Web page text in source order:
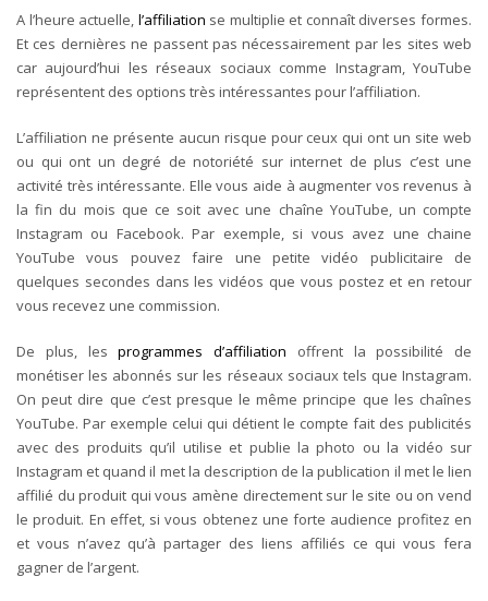
A l’heure actuelle, l’affiliation se multiplie et connaît diverses formes.
Et ces dernières ne passent pas nécessairement par les sites web
car aujourd’hui les réseaux sociaux comme Instagram, YouTube
représentent des options très intéressantes pour l’affiliation.
L’affiliation ne présente aucun risque pour ceux qui ont un site web
ou qui ont un degré de notoriété sur internet de plus c’est une
activité très intéressante. Elle vous aide à augmenter vos revenus à
la fin du mois que ce soit avec une chaîne YouTube, un compte
Instagram ou Facebook. Par exemple, si vous avez une chaine
YouTube vous pouvez faire une petite vidéo publicitaire de
quelques secondes dans les vidéos que vous postez et en retour
vous recevez une commission.
De plus, lesprogrammes d’affiliation offrent la possibilité de
monétiser les abonnés sur les réseaux sociaux tels que Instagram.
On peut dire que c’est presque le même principe que les chaînes
YouTube. Par exemple celui qui détient le compte fait des publicités
avec des produits qu’il utilise et publie la photo ou la vidéo sur
Instagram et quand il met la description de la publication il met le lien
affilié du produit qui vous amène directement sur le site ou on vend
le produit. En effet, si vous obtenez une forte audience profitez en
et vous n’avez qu’à partager des liens affiliés ce qui vous fera
gagner de l’argent.